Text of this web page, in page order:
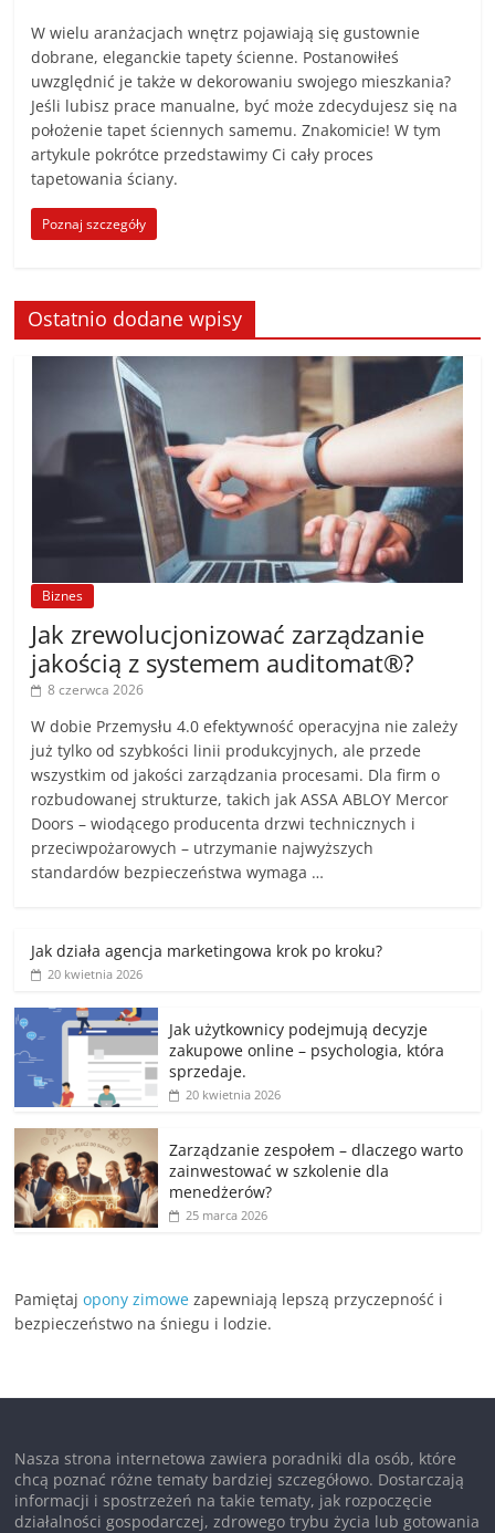
W wielu aranżacjach wnętrz pojawiają się gustownie
dobrane, eleganckie tapety ścienne. Postanowiłeś
uwzględnić je także w dekorowaniu swojego mieszkania?
Jeśli lubisz prace manualne, być może zdecydujesz się na
położenie tapet ściennych samemu. Znakomicie! W tym
artykule pokrótce przedstawimy Ci cały proces
tapetowania ściany.
Poznaj szczegóły
Ostatnio dodane wpisy
Biznes
Jak zrewolucjonizować zarządzanie
jakością z systemem auditomat®?
8 czerwca 2026
W dobie Przemysłu 4.0 efektywność operacyjna nie zależy
już tylko od szybkości linii produkcyjnych, ale przede
wszystkim od jakości zarządzania procesami. Dla firm o
rozbudowanej strukturze, takich jak ASSA ABLOY Mercor
Doors – wiodącego producenta drzwi technicznych i
przeciwpożarowych – utrzymanie najwyższych
standardów bezpieczeństwa wymaga …
Jak działa agencja marketingowa krok po kroku?
20 kwietnia 2026
Jak użytkownicy podejmują decyzje
zakupowe online – psychologia, która
sprzedaje.
20 kwietnia 2026
Zarządzanie zespołem – dlaczego warto
zainwestować w szkolenie dla
menedżerów?
25 marca 2026
Pamiętajopony zimowe zapewniają lepszą przyczepność i
bezpieczeństwo na śniegu i lodzie.
Nasza strona internetowa zawiera poradniki dla osób, które
chcą poznać różne tematy bardziej szczegółowo. Dostarczają
informacji i spostrzeżeń na takie tematy, jak rozpoczęcie
działalności gospodarczej, zdrowego trybu życia lub gotowania